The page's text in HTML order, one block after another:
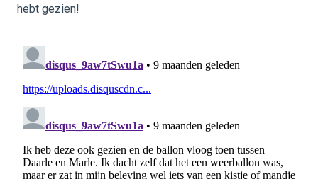
hebt gezien!